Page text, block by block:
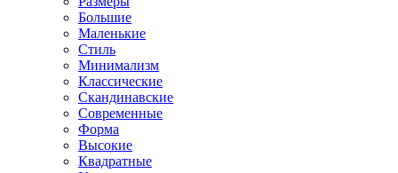
Большие
Маленькие
Стиль
Минимализм
Классические
Скандинавские
Современные
Форма
Высокие
Квадратные